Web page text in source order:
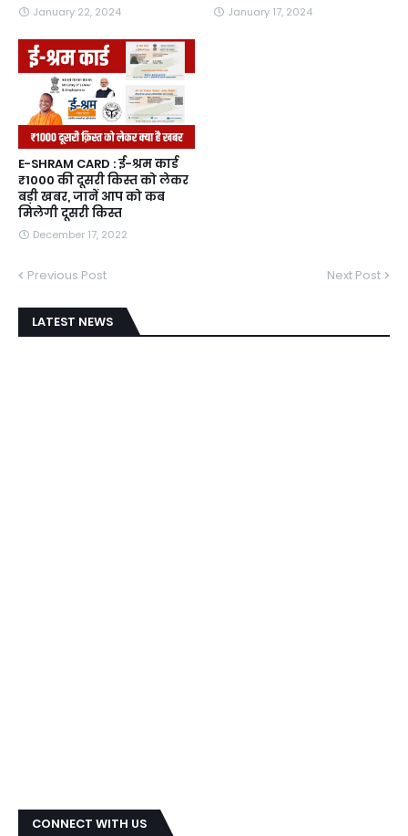
January 22, 2024 January 17, 2024
E-SHRAM CARD : ई-श्रम कार्ड
₹1000 की दूसरी किस्त को लेकर
बड़ी खबर, जानें आप को कब
मिलेगी दूसरी किस्त
December 17, 2022
Previous Post Next Post
LATEST NEWS
CONNECT WITH US